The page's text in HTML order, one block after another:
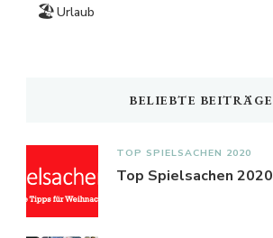
🏖️Urlaub
BELIEBTE BEITRÄGE
TOP SPIELSACHEN 2020
Top Spielsachen 2020